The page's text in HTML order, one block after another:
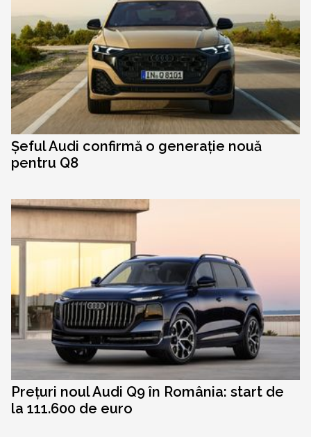
Șeful Audi confirmă o generație nouă
pentru Q8
Prețuri noul Audi Q9 în România: start de
la 111.600 de euro